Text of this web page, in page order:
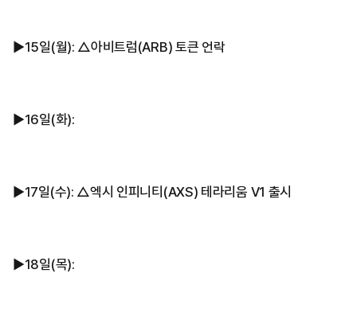
▶︎15일(월): △아비트럼(ARB) 토큰 언락
▶︎16일(화):
▶︎17일(수): △엑시 인피니티(AXS) 테라리움 V1 출시
▶︎18일(목):